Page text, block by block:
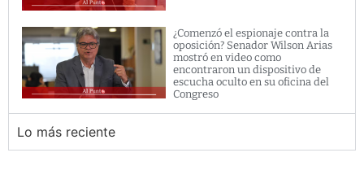
¿Comenzó el espionaje contra la
oposición? Senador Wilson Arias
mostró en video como
encontraron un dispositivo de
escucha oculto en su oficina del
Congreso
Lo más reciente